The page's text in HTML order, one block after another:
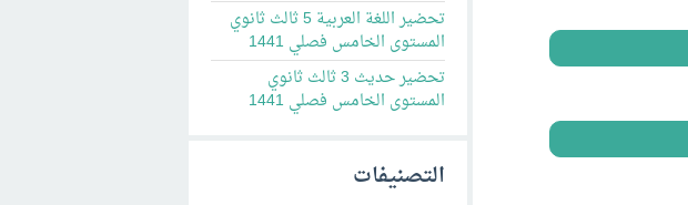
تحضير اللغة العربية 5 ثالث ثانوي
المستوى الخامس فصلي 1441
تحضير حديث 3 ثالث ثانوي
المستوى الخامس فصلي 1441
التصنيفات